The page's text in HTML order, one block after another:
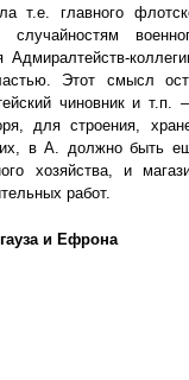
т.е. главного
Этот смысл
чиновник и т.п.
для строения,
в А. должно быть
хозяйства, и
работ.
и Ефрона